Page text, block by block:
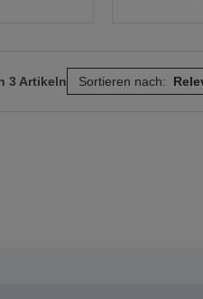
3 Artikeln Sortieren nach: